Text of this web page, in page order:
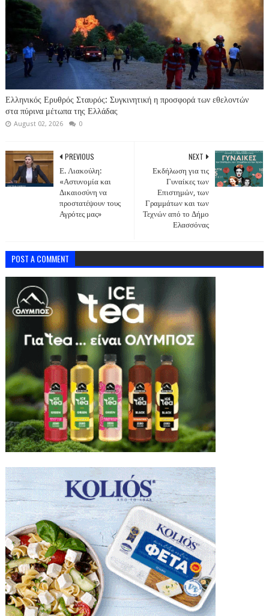
Ελληνικός Ερυθρός Σταυρός: Συγκινητική η προσφορά των εθελοντών
στα πύρινα μέτωπα της Ελλάδας
August 02, 2026 0
NEXT
Εκδήλωση για τις
Γυναίκες των
Επιστημών, των
Γραμμάτων και των
Τεχνών από το Δήμο
Ελασσόνας
PREVIOUS
Ε. Λιακούλη:
«Αστυνομία και
Δικαιοσύνη να
προστατέψουν τους
Αγρότες μας»
POST A COMMENT